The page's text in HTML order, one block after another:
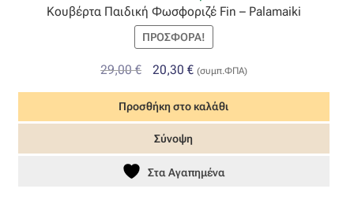
Κουβέρτα Παιδική Φωσφοριζέ Fin – Palamaiki
ΠΡΟΣΦΟΡΆ!
29,00€
Original
price
was:
29,00 €.
20,30 €Η
τρέχουσα
τιμή
είναι:
(συμπ.ΦΠΑ)
Προσθήκη στο καλάθι
Σύνοψη
Στα Αγαπημένα